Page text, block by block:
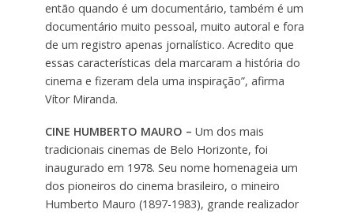
então quando é um documentário, também é um
documentário muito pessoal, muito autoral e fora
de um registro apenas jornalístico. Acredito que
essas características dela marcaram a história do
cinema e fizeram dela uma inspiração”, afirma
Vítor Miranda.
CINE HUMBERTO MAURO – Um dos mais
tradicionais cinemas de Belo Horizonte, foi
inaugurado em 1978. Seu nome homenageia um
dos pioneiros do cinema brasileiro, o mineiro
Humberto Mauro (1897-1983), grande realizador